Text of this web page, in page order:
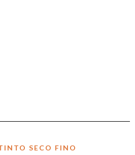
SECO FINO